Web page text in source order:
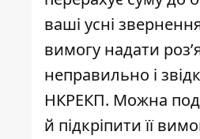
ваші усні
вимогу надати
неправильно і
НКРЕКП. Можна
й підкріпити її